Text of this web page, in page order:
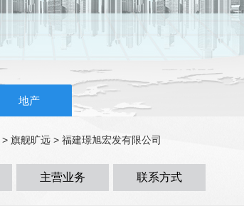
地产
绿色环保
地产
> 旗舰旷远 > 福建璟旭宏发有限公司
主营业务 联系方式